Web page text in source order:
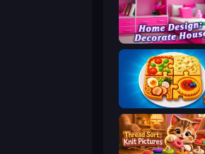
Culinary Atlas